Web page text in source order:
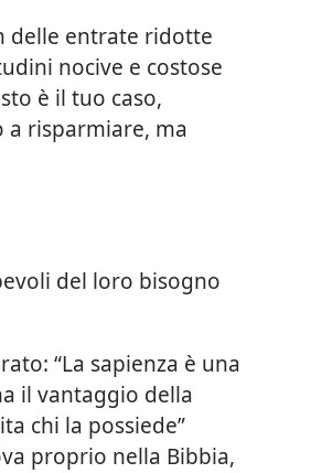
delle entrate ridotte
nocive e costose
è il tuo caso,
risparmiare, ma
del loro bisogno
“La sapienza è una
il vantaggio della
chi la possiede”
proprio nella Bibbia,